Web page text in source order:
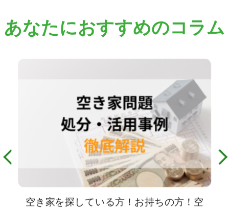
あなたにおすすめのコラム
空き家を探している方！お持ちの方！空